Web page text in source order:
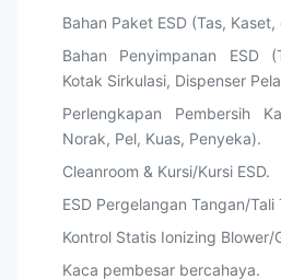
Bahan Paket ESD (Tas, Kaset,
Bahan Penyimpanan ESD
Kotak Sirkulasi, Dispenser
Perlengkapan Pembersih
Norak, Pel, Kuas, Penyeka).
Cleanroom & Kursi/Kursi ESD.
ESD Pergelangan Tangan/
Kontrol Statis Ionizing Blower/
Kaca pembesar bercahaya.